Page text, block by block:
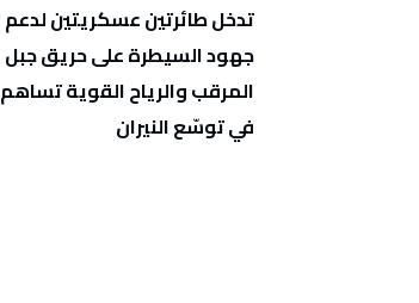
تدخل طائرتين عسكريتين لدعم
جهود السيطرة على حريق جبل
المرقب والرياح القوية تساهم
في توسّع النيران